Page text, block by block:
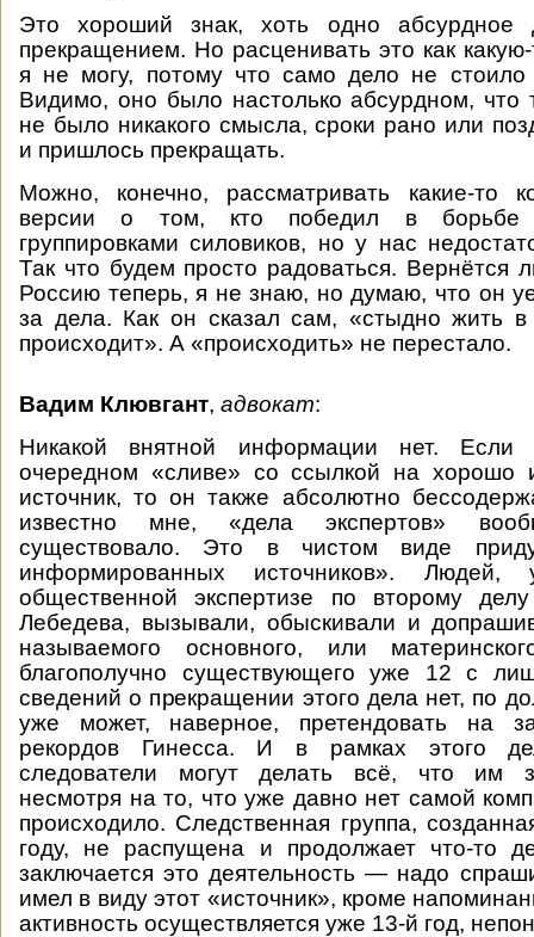
Это хороший знак, хоть одно абсурдное
прекращением. Но расценивать это как
я не могу, потому что само дело не стоило
Видимо, оно было настолько абсурдном, что
не было никакого смысла, сроки рано или
и пришлось прекращать.
Можно, конечно, рассматривать какие-то
версии о том, кто победил в борьбе
группировками силовиков, но у нас
Так что будем просто радоваться. Вернётся
Россию теперь, я не знаю, но думаю, что он
за дела. Как он сказал сам, «стыдно жить в
происходит». А «происходить» не перестало.
Вадим Клювгант, адвокат:
Никакой внятной информации нет. Если
очередном «сливе» со ссылкой на хорошо
источник, то он также абсолютно
известно мне, «дела экспертов»
существовало. Это в чистом виде
информированных источников». Людей,
общественной экспертизе по второму
Лебедева, вызывали, обыскивали и
называемого основного, или
благополучно существующего уже 12 с
сведений о прекращении этого дела нет, по
уже может, наверное, претендовать на
рекордов Гинесса. И в рамках этого
следователи могут делать всё, что им
несмотря на то, что уже давно нет самой
происходило. Следственная группа,
году, не распущена и продолжает что-то
заключается это деятельность — надо
имел в виду этот «источник», кроме
активность осуществляется уже 13-й год,